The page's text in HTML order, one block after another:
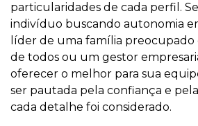
particularidades de cada perfil.
indivíduo buscando autonomia
líder de uma família
de todos ou um gestor
oferecer o melhor para sua
ser pautada pela confiança e
cada detalhe foi considerado.